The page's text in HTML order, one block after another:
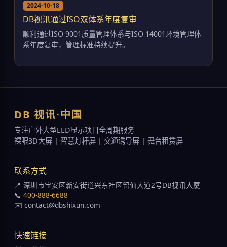
2024-10-18
DB视讯通过ISO双体系年度复审
顺利通过ISO 9001质量管理体系与ISO 14001环境管理体
系年度复审，管理标准持续提升。
DB 视讯·中国
专注户外大型LED显示项目全周期服务
裸眼3D大屏 | 智慧灯杆屏 | 交通诱导屏 | 舞台租赁屏
联系方式
📍 深圳市宝安区新安街道兴东社区留仙大道2号DB视讯大厦
📞 400-888-6688
✉️ contact@dbshixun.com
快速链接